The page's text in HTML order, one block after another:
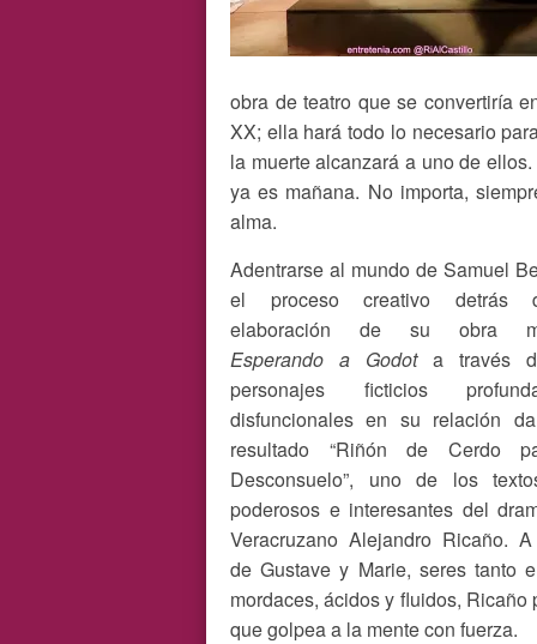
obra de teatro que se convertiría
XX; ella hará todo lo necesario
la muerte alcanzará a uno de
ya es mañana. No importa,
alma.
Adentrarse al mundo de Samuel
el proceso creativo detrás
elaboración de su obra
Esperando a Godota través
personajes ficticios
disfuncionales en su relación
resultado “Riñón de Cerdo
Desconsuelo”, uno de los
poderosos e interesantes del
Veracruzano Alejandro Ricaño.
de Gustave y Marie, seres tanto
mordaces, ácidos y fluidos,
que golpea a la mente con fuerza.